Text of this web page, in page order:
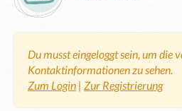
Du musst eingeloggt sein, um die
Kontaktinformationen zu sehen.
Zum Login | Zur Registrierung